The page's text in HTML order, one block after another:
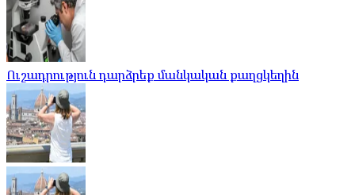
Ուշադրություն դարձրեք մանկական քաղցկեղին